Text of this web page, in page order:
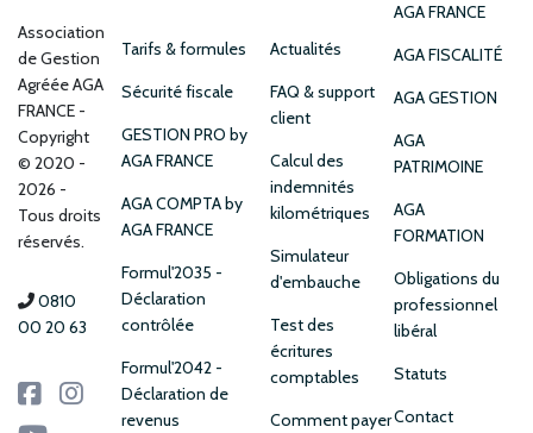
Association
de Gestion
Agréée AGA
FRANCE
Copyright
© 2020 -
2026 -
Tous droits
réservés.
0810
00 20 63
Tarifs & formules
Sécurité fiscale
GESTION PRO by
AGA FRANCE
AGA COMPTA by
AGA FRANCE
Formul'2035 -
Déclaration
contrôlée
Formul'2042 -
Déclaration de
revenus
Actualités
FAQ & support
client
Calcul des
indemnités
kilométriques
Simulateur
d'embauche
Test des
écritures
comptables
Comment payer
AGA FRANCE
AGA FISCALITÉ
AGA GESTION
AGA
PATRIMOINE
AGA
FORMATION
Obligations du
professionnel
libéral
Statuts
Contact